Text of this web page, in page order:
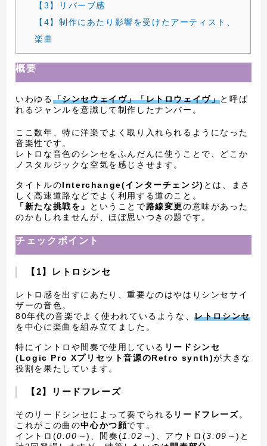
【3】リバーブ感
【4】制作にあたり影響を受けたアーティスト、
楽曲
概要
いわゆる「シンセウェイヴ」「レトロウェイヴ」と呼ば
れるジャンルを意識して制作したナンバー。
ここ数年、特に洋楽でよく取り入れられるようになった
音楽性です。
レトロな音色のシンセをふんだんに使うことで、どこか
ノスタルジックな空気を感じさせます。
タイトルのInterchange(インターチェンジ) とは、まさ
しく高速道路などでよく利用する道のこと。
「新たな挑戦を」
ということで路線変更の意味があった
のかもしれませんが、ほぼ思いつきの題です。
チェックポイント
【1】レトロシンセ
レトロ感を出すにあたり、重要なのはやはりシンセサイ
ザーの音色。
80年代の音楽でよく使われているような、レトロシンセ
を中心に楽曲を組み立てました。
特にイントロや間奏で使用している リードシンセ
(Logic Pro Xプリセット音源のRetro synth)が大きな
役割を果たしています。
【2】リードフレーズ
そのリードシンセによって奏でられる リードフレーズ。
これがこの曲の中心かつ顔です。
イントロ(0:00～)、間奏(1:02～)、アウトロ(3:09～)と